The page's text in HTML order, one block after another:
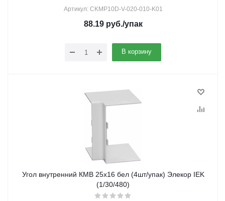
Артикул: CKMP10D-V-020-010-K01
88.19руб./упак
В корзину
Угол внутренний КМВ 25х16 бел (4шт/упак) Элекор IEK
(1/30/480)